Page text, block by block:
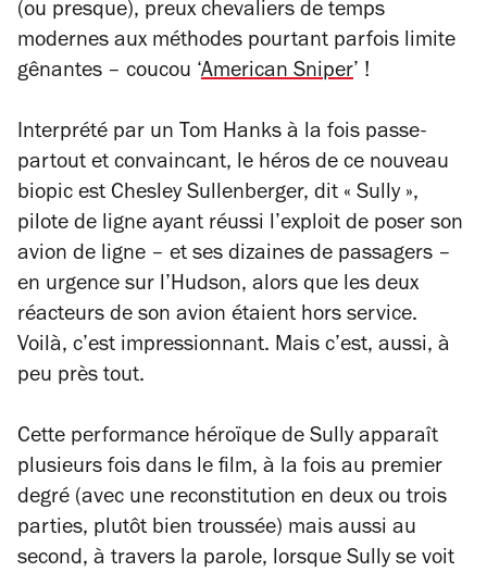
(ou presque), preux chevaliers de temps
modernes aux méthodes pourtant parfois limite
gênantes – coucou ‘ American Sniper’ !
Interprété par un Tom Hanks à la fois passe-
partout et convaincant, le héros de ce nouveau
biopic est Chesley Sullenberger, dit « Sully »,
pilote de ligne ayant réussi l’exploit de poser son
avion de ligne – et ses dizaines de passagers –
en urgence sur l’Hudson, alors que les deux
réacteurs de son avion étaient hors service.
Voilà, c’est impressionnant. Mais c’est, aussi, à
peu près tout.
Cette performance héroïque de Sully apparaît
plusieurs fois dans le film, à la fois au premier
degré (avec une reconstitution en deux ou trois
parties, plutôt bien troussée) mais aussi au
second, à travers la parole, lorsque Sully se voit